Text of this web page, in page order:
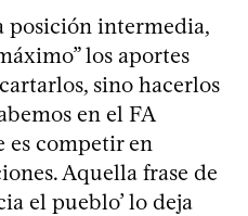
posición intermedia,
los aportes
sino hacerlos
en el FA
es competir en
Aquella frase de
el pueblo’ lo deja